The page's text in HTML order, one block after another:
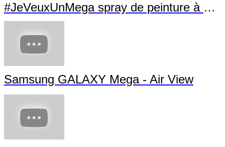
#JeVeuxUnMega spray de peinture à La Villette
Samsung GALAXY Mega - Air View